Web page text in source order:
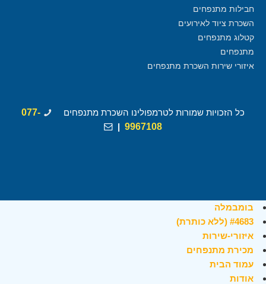
חבילות מתנפחים
השכרת ציוד לאירועים
קטלוג מתנפחים
מתנפחים
איזורי שירות השכרת מתנפחים
כל הזכויות שמורות לטרמפולינו השכרת מתנפחים
077-
9967108
|
בומבמלה
#4683 (ללא כותרת)
איזורי-שירות
מכירת מתנפחים
עמוד הבית
אודות